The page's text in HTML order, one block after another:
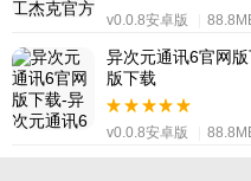
v0.0.8安卓版
异次元通讯6官网
版下载
v0.0.8安卓版